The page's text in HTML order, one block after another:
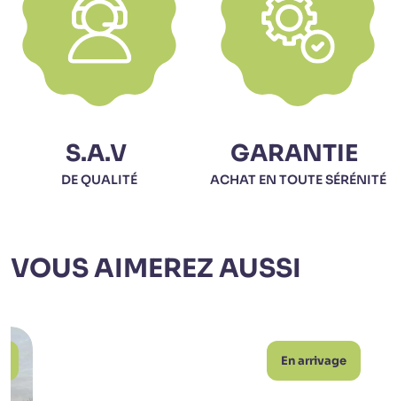
S.A.V
DE QUALITÉ
GARANTIE
ACHAT EN TOUTE SÉRÉNITÉ
VOUS AIMEREZ AUSSI
En arrivage